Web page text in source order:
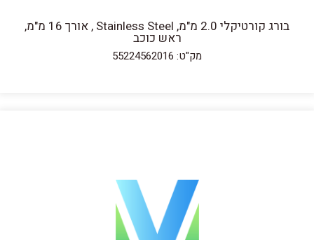
בורג קורטיקלי 2.0 מ"מ, Stainless Steel , אורך 16 מ"מ,
ראש כוכב
מק"ט: 55224562016